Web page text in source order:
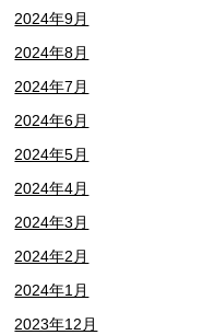
2024年9月
2024年8月
2024年7月
2024年6月
2024年5月
2024年4月
2024年3月
2024年2月
2024年1月
2023年12月